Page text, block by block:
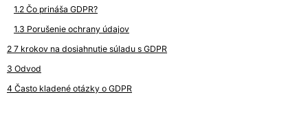
Čo prináša GDPR?
Porušenie ochrany údajov
7 krokov na dosiahnutie súladu s GDPR
Odvod
Často kladené otázky o GDPR